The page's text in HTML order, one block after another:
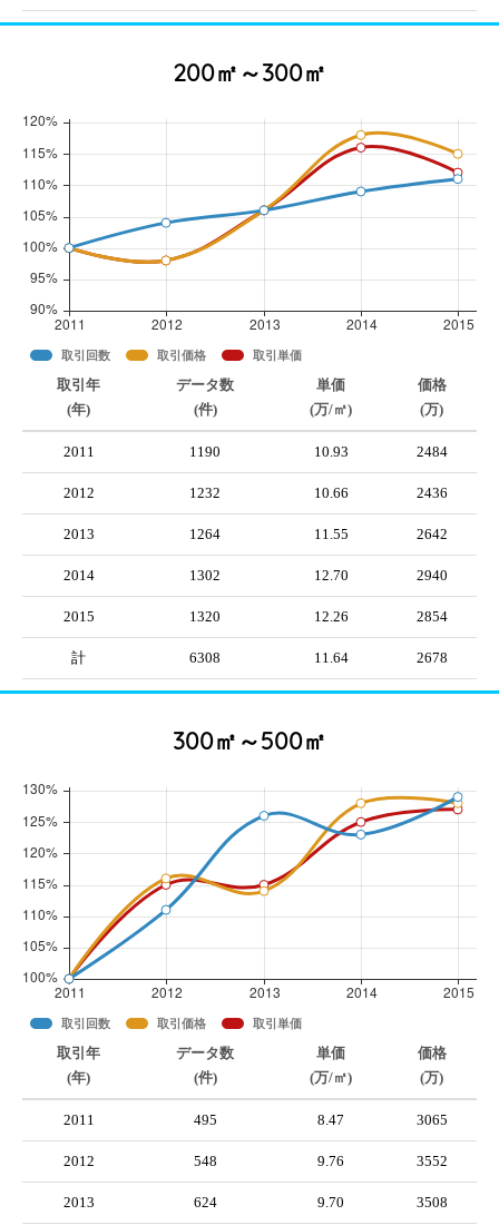
200㎡～300㎡
取引回数 取引価格 取引単価
取引年
(年)
データ数
(件)
単価
(万/㎡)
価格
(万)
2011 1190 10.93 2484
2012 1232 10.66 2436
2013 1264 11.55 2642
2014 1302 12.70 2940
2015 1320 12.26 2854
計 6308 11.64 2678
300㎡～500㎡
取引回数 取引価格 取引単価
取引年
(年)
データ数
(件)
単価
(万/㎡)
価格
(万)
2011 495 8.47 3065
2012 548 9.76 3552
2013 624 9.70 3508